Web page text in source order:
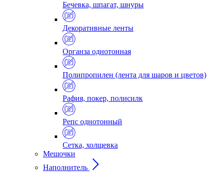
Бечевка, шпагат, шнуры
Декоративные ленты
Органза однотонная
Полипропилен (лента для шаров и цветов)
Рафия, покер, полисилк
Репс однотонный
Сетка, холщевка
Мешочки
Наполнитель